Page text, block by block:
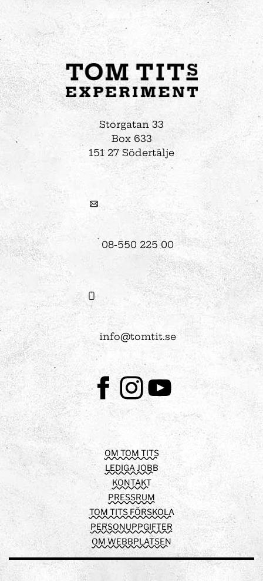
Storgatan 33
Box 633
151 27 Södertälje
08-550 225 00
info@tomtit.se
FacebookInstagramYoutube
OM TOM TITS
LEDIGA JOBB
KONTAKT
PRESSRUM
TOM TITS FÖRSKOLA
PERSONUPPGIFTER
OM WEBBPLATSEN